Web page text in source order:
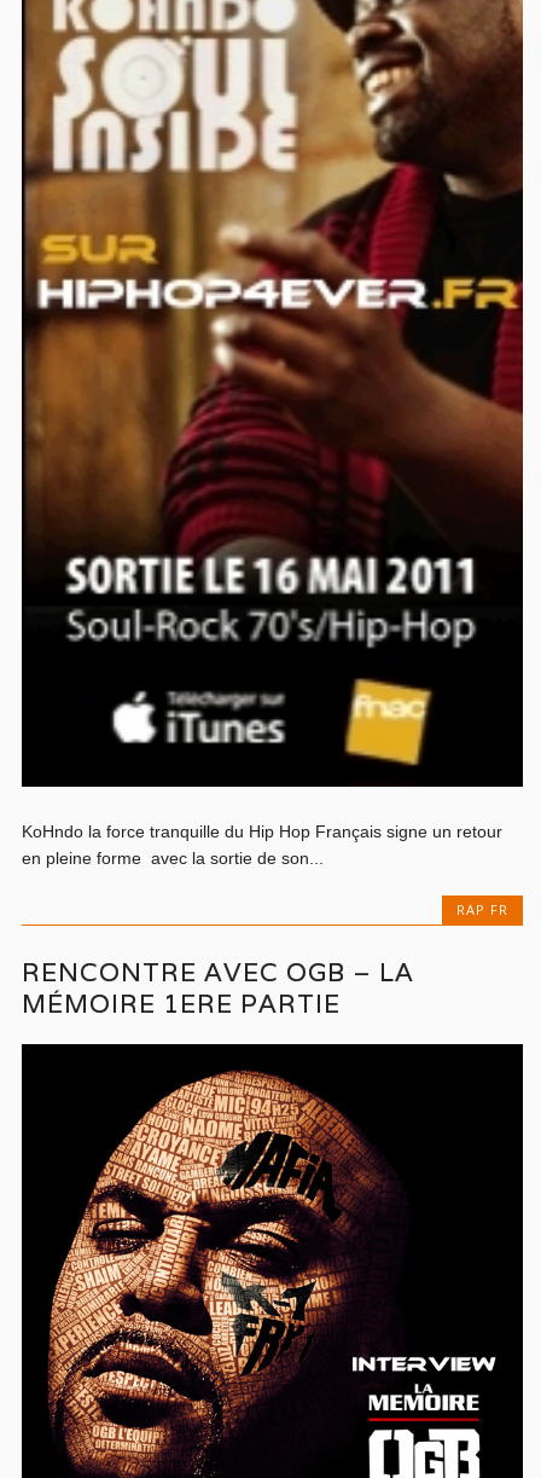
KoHndo la force tranquille du Hip Hop Français signe un retour
en pleine forme avec la sortie de son...
RAP FR
RENCONTRE AVEC OGB – LA
MÉMOIRE 1ERE PARTIE